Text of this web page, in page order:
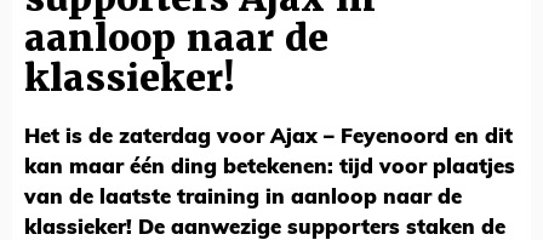
aanloop naar de
klassieker!
Het is de zaterdag voor Ajax – Feyenoord en dit
kan maar één ding betekenen: tijd voor plaatjes
van de laatste training in aanloop naar de
klassieker! De aanwezige supporters staken de